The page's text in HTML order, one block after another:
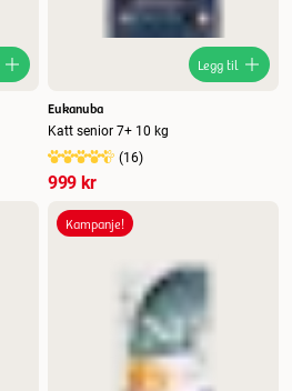
Legg til
Eukanuba
Katt senior 7+ 10 kg
(16)
999 kr
Kampanje!